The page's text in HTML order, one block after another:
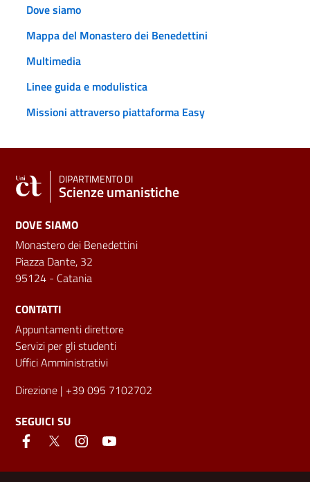
Dove siamo
Mappa del Monastero dei Benedettini
Multimedia
Linee guida e modulistica
Missioni attraverso piattaforma Easy
DIPARTIMENTO DI
Scienze umanistiche
DOVE SIAMO
Monastero dei Benedettini
Piazza Dante, 32
95124 - Catania
CONTATTI
Appuntamenti direttore
Servizi per gli studenti
Uffici Amministrativi
Direzione | +39 095 7102702
SEGUICI SU